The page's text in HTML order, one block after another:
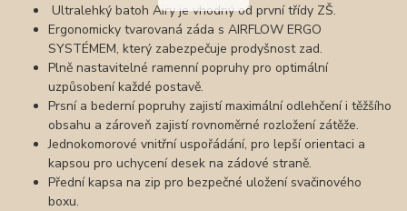
Ultralehký batoh Airy je vhodný od první třídy ZŠ.
Ergonomicky tvarovaná záda s AIRFLOW ERGO
SYSTÉMEM, který zabezpečuje prodyšnost zad.
Plně nastavitelné ramenní popruhy pro optimální
uzpůsobení každé postavě.
Prsní a bederní popruhy zajistí maximální odlehčení i těžšího
obsahu a zároveň zajistí rovnoměrné rozložení zátěže.
Jednokomorové vnitřní uspořádání, pro lepší orientaci a
kapsou pro uchycení desek na zádové straně.
Přední kapsa na zip pro bezpečné uložení svačinového
boxu.